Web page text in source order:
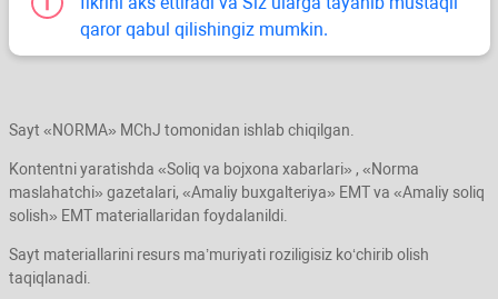
qaror qabul qilishingiz mumkin.
Sayt «NORMA» MChJ tomonidan ishlab chiqilgan.
Kontentni yaratishda «Soliq va bojхona хabarlari» , «Norma
maslahatchi» gazetalari, «Amaliy buхgalteriya» EMT va «Amaliy soliq
solish» EMT materiallaridan foydalanildi.
Sayt materiallarini resurs ma’muriyati roziligisiz koʻchirib olish
taqiqlanadi.